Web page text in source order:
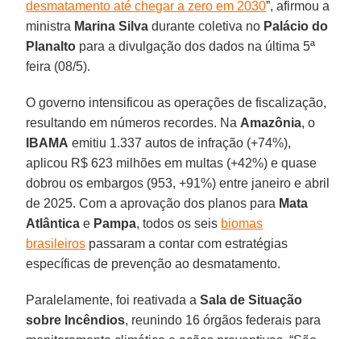
desmatamento até chegar a zero em 2030”, afirmou a
ministra Marina Silva durante coletiva no Palácio do
Planalto para a divulgação dos dados na última 5ª
feira (08/5).
O governo intensificou as operações de fiscalização,
resultando em números recordes. Na Amazônia, o
IBAMA emitiu 1.337 autos de infração (+74%),
aplicou R$ 623 milhões em multas (+42%) e quase
dobrou os embargos (953, +91%) entre janeiro e abril
de 2025. Com a aprovação dos planos para Mata
Atlântica e Pampa, todos os seis biomas
brasileiros passaram a contar com estratégias
específicas de prevenção ao desmatamento.
Paralelamente, foi reativada aSala de Situação
sobre Incêndios, reunindo 16 órgãos federais para